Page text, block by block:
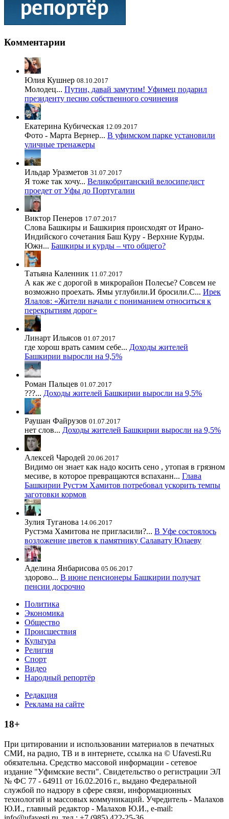
Комментарии
Юлия Кушнер 08.10.2017
Молодец... Путин, давай замутим! Уфимец подарил
президенту песню собственного сочинения
Екатерина Кубическая 12.09.2017
Фото - Марта Вернер... В уфимском парке установили
уличные тренажеры
Ильдар Уразметов 31.07.2017
Я тоже так хочу... Великобританский велосипедист
проедет от Уфы до Португалии
Виктор Пенеров 17.07.2017
Слова Башкиры и Башкирия происходят от Ирано-
Индийского сочетания Баш Куру - Верхние Курды.
Южн... Башкиры и курды – что общего?
Татьяна Каленник 11.07.2017
А как же с дорогой в микрорайон Полесье? Совсем не
возможно проехать. Ямы углубили.И бросили.С... Ирек
Ялалов: «Жители начали с пониманием относиться к
перекрытиям дорог»
Линарт Ильясов 01.07.2017
где хорош врать самим себе... Доходы жителей
Башкирии выросли на 9,5%
Роман Пальцев 01.07.2017
???... Доходы жителей Башкирии выросли на 9,5%
Раушан Файрузов 01.07.2017
нет слов... Доходы жителей Башкирии выросли на 9,5%
Алексей Чародей 20.06.2017
Видимо он знает как надо косить сено , утопая в грязном
месиве, в которое превращаются вспаханн... Глава
Башкирии Рустэм Хамитов потребовал ускорить темпы
заготовки кормов
Зулия Туганова 14.06.2017
Рустэма Хамитова не пригласили?... В Уфе состоялось
возложение цветов к памятнику Салавату Юлаеву
Аделина Янбарисова 05.06.2017
здорово... В июне пенсионеры Башкирии получат
пенсии досрочно
Политика
Экономика
Общество
Происшествия
Культура
Религия
Спорт
Видео
Народный репортёр
Редакция
Реклама на сайте
18+
При цитировании и использовании материалов в печатных
СМИ, на радио, ТВ и в интернете, ссылка на © Ufavesti.Ru
обязательна. Средство массовой информации - сетевое
издание "Уфимские вести". Свидетельство о регистрации ЭЛ
№ ФС 77 - 64911 от 16.02.2016 г., выдано Федеральной
службой по надзору в сфере связи, информационных
технологий и массовых коммуникаций. Учредитель - Малахов
Ю.И., главный редактор - Малахов Ю.И., e-mail: